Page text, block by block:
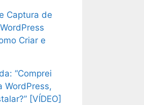
Captura de
Criar e
“Comprei
WordPress,
[VÍDEO]